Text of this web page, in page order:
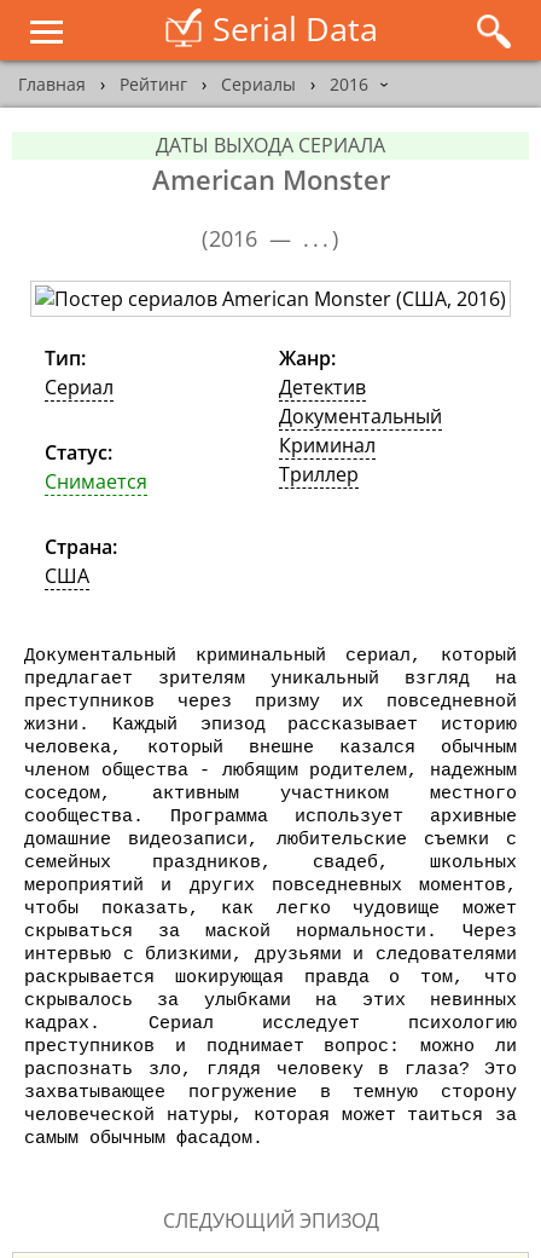
Serial Data
Главная › Рейтинг › Сериалы › 2016 ›
ДАТЫ ВЫХОДА СЕРИАЛА
American Monster
(2016 — ...)
Тип:
Сериал
Статус:
Снимается
Страна:
США
Жанр:
Детектив
Документальный
Криминал
Триллер
Документальный криминальный сериал, который
предлагает зрителям уникальный взгляд на
преступников через призму их повседневной
жизни. Каждый эпизод рассказывает историю
человека, который внешне казался обычным
членом общества - любящим родителем, надежным
соседом, активным участником местного
сообщества. Программа использует архивные
домашние видеозаписи, любительские съемки с
семейных праздников, свадеб, школьных
мероприятий и других повседневных моментов,
чтобы показать, как легко чудовище может
скрываться за маской нормальности. Через
интервью с близкими, друзьями и следователями
раскрывается шокирующая правда о том, что
скрывалось за улыбками на этих невинных
кадрах. Сериал исследует психологию
преступников и поднимает вопрос: можно ли
распознать зло, глядя человеку в глаза? Это
захватывающее погружение в темную сторону
человеческой натуры, которая может таиться за
самым обычным фасадом.
СЛЕДУЮЩИЙ ЭПИЗОД